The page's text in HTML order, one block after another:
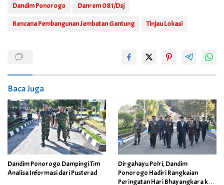
Dandim Ponorogo Danrem 081/Dsj
Rencana Pembangunan Jembatan Gantung Tinjau Lokasi
Baca Juga
Dandim Ponorogo Dampingi Tim
Analisa Informasi dari Pusterad
Dirgahayu Polri, Dandim
Ponorogo Hadiri Rangkaian
Peringatan Hari Bhayangkara ke-